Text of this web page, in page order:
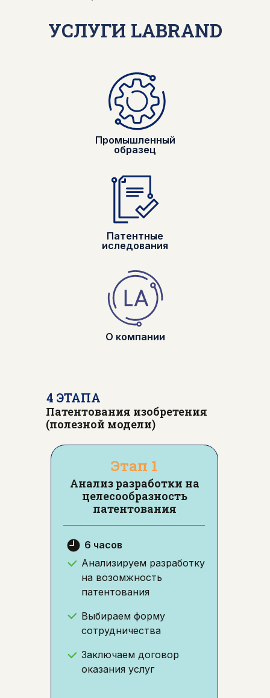
УСЛУГИ LABRAND
Промышленный
образец
О компании
Патентные
иследования
4 ЭТАПА
Патентования изобретения
(полезной модели)
Анализируем разработку
на возомжность
патентования
Выбираем форму
сотрудничества
Заключаем договор
оказания услуг
6 часов
Этап 1
Анализ разработки на
целесообразность
патентования